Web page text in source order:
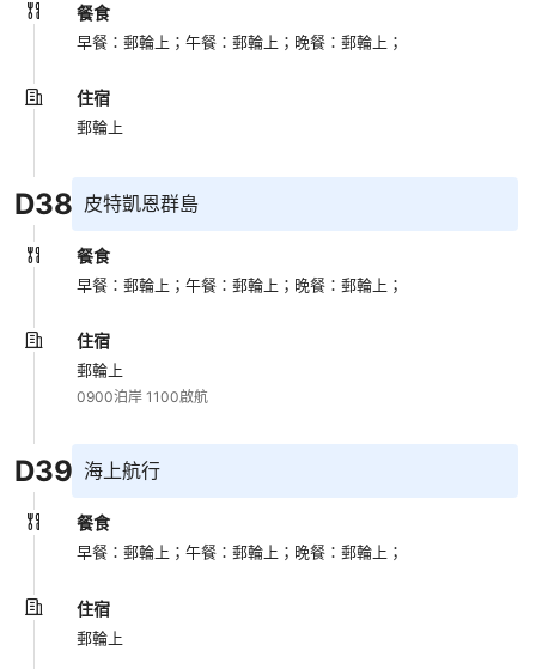
餐食
早餐：郵輪上；午餐：郵輪上； 晚餐：郵輪上；
住宿
郵輪上
D38 皮特凱恩群島
餐食
早餐：郵輪上；午餐：郵輪上； 晚餐：郵輪上；
住宿
郵輪上
0900泊岸 1100啟航
D39 海上航行
餐食
早餐：郵輪上；午餐：郵輪上； 晚餐：郵輪上；
住宿
郵輪上